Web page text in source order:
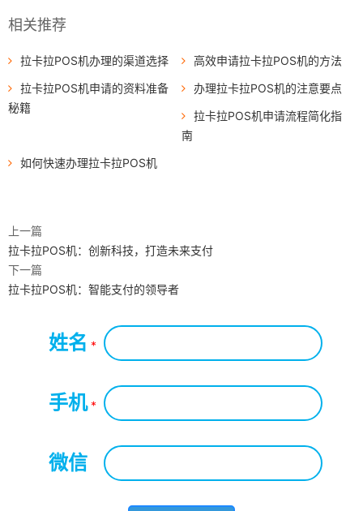
相关推荐
拉卡拉POS机办理的渠道选择
高效申请拉卡拉POS机的方法
拉卡拉POS机申请的资料准备
秘籍
办理拉卡拉POS机的注意要点
拉卡拉POS机申请流程简化指
南
如何快速办理拉卡拉POS机
上一篇
拉卡拉POS机：创新科技，打造未来支付
下一篇
拉卡拉POS机：智能支付的领导者
姓名 *
手机*
微信